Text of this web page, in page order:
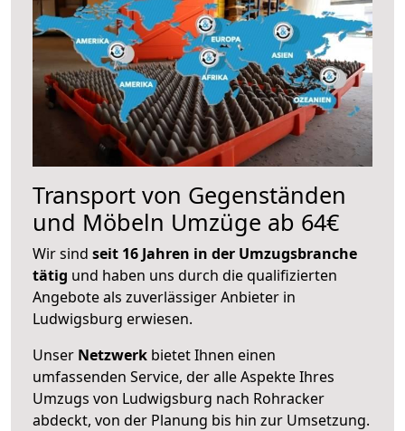
Transport von Gegenständen
und Möbeln Umzüge ab 64€
Wir sind seit 16 Jahren in der Umzugsbranche
tätig und haben uns durch die qualifizierten
Angebote als zuverlässiger Anbieter in
Ludwigsburg erwiesen.
Unser Netzwerk bietet Ihnen einen
umfassenden Service, der alle Aspekte Ihres
Umzugs von Ludwigsburg nach Rohracker
abdeckt, von der Planung bis hin zur Umsetzung.